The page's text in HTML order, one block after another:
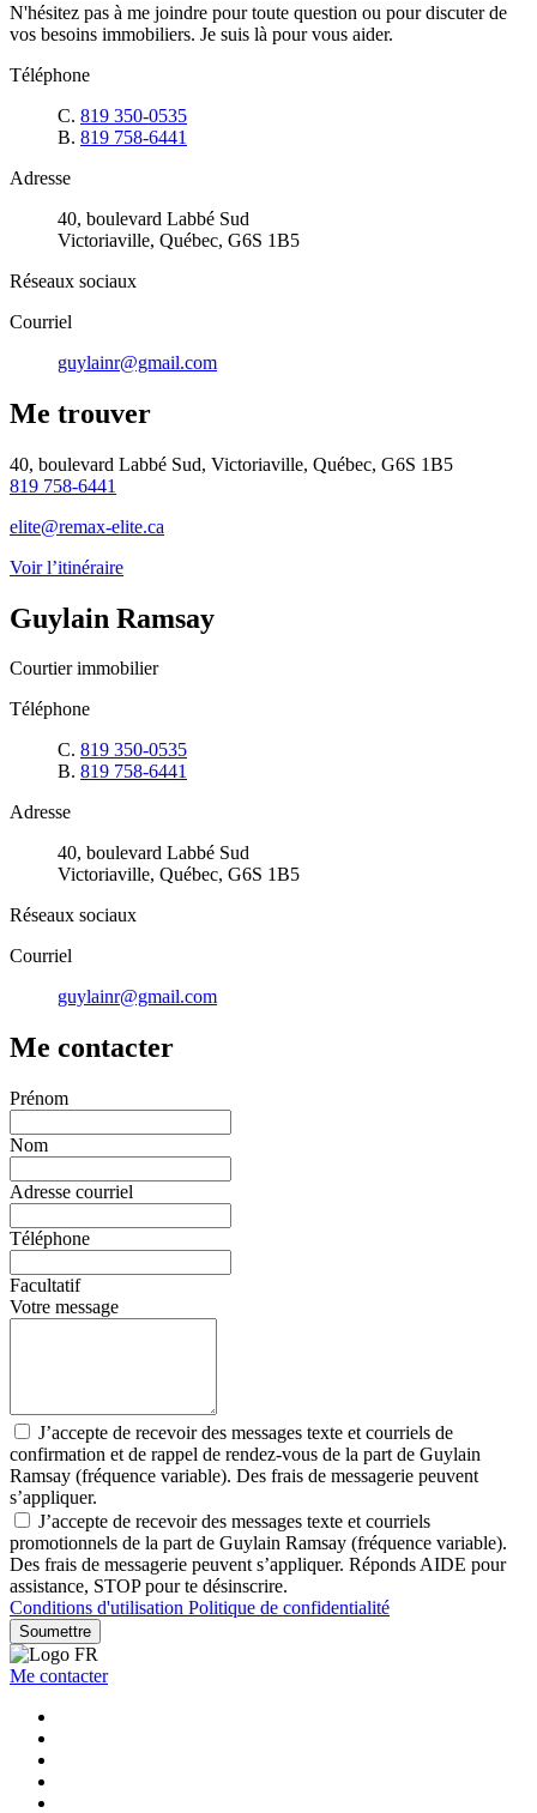
N'hésitez pas à me joindre pour toute question ou pour discuter de
vos besoins immobiliers. Je suis là pour vous aider.
Téléphone
C. 819 350-0535
B. 819 758-6441
Adresse
40, boulevard Labbé Sud
Victoriaville, Québec, G6S 1B5
Réseaux sociaux
Courriel
guylainr@gmail.com
Me trouver
40, boulevard Labbé Sud, Victoriaville, Québec, G6S 1B5
819 758-6441
elite@remax-elite.ca
Voir l’itinéraire
Guylain Ramsay
Courtier immobilier
Téléphone
C. 819 350-0535
B. 819 758-6441
Adresse
40, boulevard Labbé Sud
Victoriaville, Québec, G6S 1B5
Réseaux sociaux
Courriel
guylainr@gmail.com
Me contacter
Prénom
Nom
Adresse courriel
Téléphone
Facultatif
Votre message
J’accepte de recevoir des messages texte et courriels de
confirmation et de rappel de rendez-vous de la part de Guylain
Ramsay (fréquence variable). Des frais de messagerie peuvent
s’appliquer.
J’accepte de recevoir des messages texte et courriels
promotionnels de la part de Guylain Ramsay (fréquence variable).
Des frais de messagerie peuvent s’appliquer. Réponds AIDE pour
assistance, STOP pour te désinscrire.
Conditions d'utilisation Politique de confidentialité
Soumettre
Me contacter